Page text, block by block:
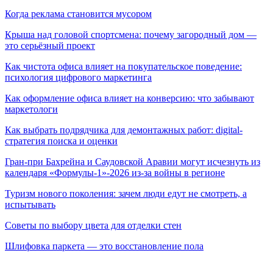
Когда реклама становится мусором
Крыша над головой спортсмена: почему загородный дом —
это серьёзный проект
Как чистота офиса влияет на покупательское поведение:
психология цифрового маркетинга
Как оформление офиса влияет на конверсию: что забывают
маркетологи
Как выбрать подрядчика для демонтажных работ: digital-
стратегия поиска и оценки
Гран-при Бахрейна и Саудовской Аравии могут исчезнуть из
календаря «Формулы-1»-2026 из-за войны в регионе
Туризм нового поколения: зачем люди едут не смотреть, а
испытывать
Советы по выбору цвета для отделки стен
Шлифовка паркета — это восстановление пола